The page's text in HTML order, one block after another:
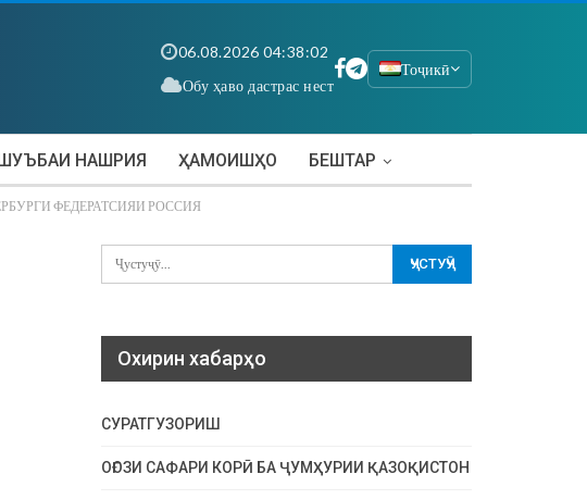
06.08.2026 04:38:02
Обу ҳаво дастрас нест
Тоҷикӣ
НАШРИЯ ҲАМОИШҲО БЕШТАР
ФЕДЕРАТСИЯИ РОССИЯ
Охирин хабарҳо
СУРАТГУЗОРИШ
ОҒОЗИ САФАРИ КОРӢ БА ҶУМҲУРИИ ҚАЗОҚИСТОН